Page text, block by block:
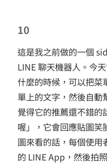
10
這是我之前做的一個
LINE 聊天機器人。今
什麼的時候，可以把菜
單上的文字，然後自動
覺得它的推薦還不錯的
喔」，它會回應貼圖笑
圖來看的話，每個使用
的 LINE App，然後拍